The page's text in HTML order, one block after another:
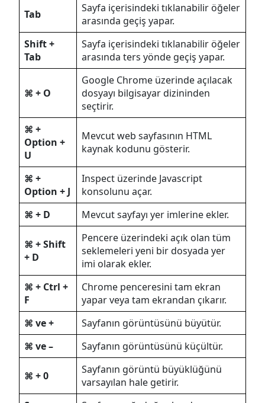
Tab
Sayfa içerisindeki tıklanabilir öğeler
arasında geçiş yapar.
Shift +
Tab
Sayfa içerisindeki tıklanabilir öğeler
arasında ters yönde geçiş yapar.
⌘ + O
Google Chrome üzerinde açılacak
dosyayı bilgisayar dizininden
seçtirir.
⌘ +
Option +
U
Mevcut web sayfasının HTML
kaynak kodunu gösterir.
⌘ +
Option + J
Inspect üzerinde Javascript
konsolunu açar.
⌘ + D
Mevcut sayfayı yer imlerine ekler.
⌘ + Shift
+ D
Pencere üzerindeki açık olan tüm
seklemeleri yeni bir dosyada yer
imi olarak ekler.
⌘ + Ctrl +
F
Chrome penceresini tam ekran
yapar veya tam ekrandan çıkarır.
⌘ ve +
Sayfanın görüntüsünü büyütür.
⌘ ve –
Sayfanın görüntüsünü küçültür.
⌘ + 0
Sayfanın görüntü büyüklüğünü
varsayılan hale getirir.